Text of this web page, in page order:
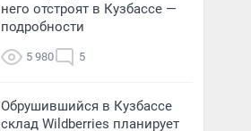
него отстроят в Кузбассе —
подробности
5 980 5
Обрушившийся в Кузбассе
склад Wildberries планирует